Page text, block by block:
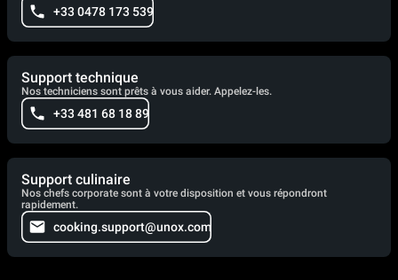
+33 0478 173 539
Support technique
Nos techniciens sont prêts à vous aider. Appelez-les.
+33 481 68 18 89
Support culinaire
Nos chefs corporate sont à votre disposition et vous répondront
rapidement.
cooking.support@unox.com